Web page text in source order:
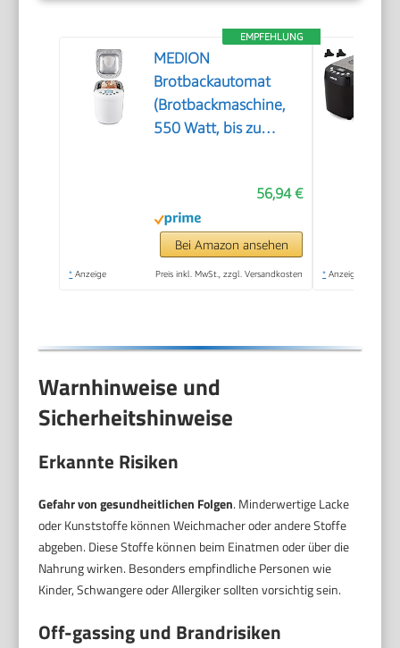
EMPFEHLUNG
MEDION
Brotbackautomat
(Brotbackmaschine,
550 Watt, bis zu
Bräunungsgrade,
Warmhaltefunktion,
Zeitvorwahl MD
11011)
56,94 €
Bei Amazon ansehen
* Anzeige Preis inkl. MwSt., zzgl. Versandkosten * Anzeige
Warnhinweise und
Sicherheitshinweise
Erkannte Risiken
Gefahr von gesundheitlichen Folgen. Minderwertige Lacke
oder Kunststoffe können Weichmacher oder andere Stoffe
abgeben. Diese Stoffe können beim Einatmen oder über die
Nahrung wirken. Besonders empfindliche Personen wie
Kinder, Schwangere oder Allergiker sollten vorsichtig sein.
Off-gassing und Brandrisiken